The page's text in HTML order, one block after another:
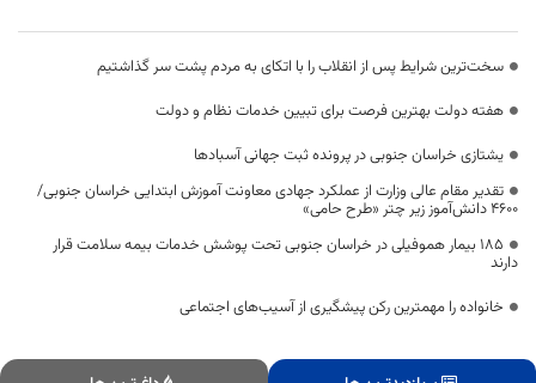
سخت‌ترین شرایط پس از انقلاب را با اتکای به مردم پشت سر گذاشتیم
هفته دولت بهترین فرصت برای تبیین خدمات نظام و دولت
یشتازی خراسان جنوبی در پرونده ثبت جهانی آسبادها
تقدیر مقام عالی وزارت از عملکرد جهادی معاونت آموزش ابتدایی خراسان جنوبی/
۴۶۰۰ دانش‌آموز زیر چتر «طرح حامی»
۱۸۵ بیمار هموفیلی در خراسان جنوبی تحت پوشش خدمات بیمه سلامت قرار
دارند
خانواده را مهمترین رکن پیشگیری از آسیب‌های اجتماعی